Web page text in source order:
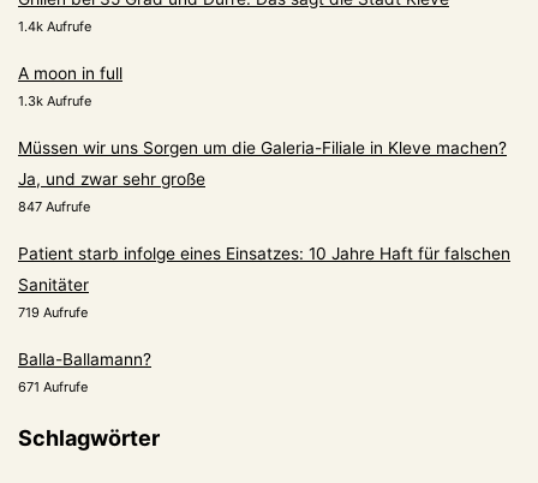
1.4k Aufrufe
A moon in full
1.3k Aufrufe
Müssen wir uns Sorgen um die Galeria-Filiale in Kleve machen?
Ja, und zwar sehr große
847 Aufrufe
Patient starb infolge eines Einsatzes: 10 Jahre Haft für falschen
Sanitäter
719 Aufrufe
Balla-Ballamann?
671 Aufrufe
Schlagwörter